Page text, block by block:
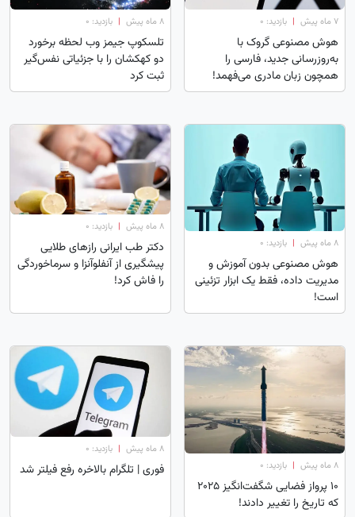
۷ ماه پیش | بازدید: 0
هوش مصنوعی گروک با
به‌روزرسانی جدید، فارسی را
همچون زبان مادری می‌فهمد!
۸ ماه پیش | بازدید: 0
تلسکوپ جیمز وب لحظه برخورد
دو کهکشان را با جزئیاتی نفس‌گیر
ثبت کرد
۸ ماه پیش | بازدید: 0
هوش مصنوعی بدون آموزش و
مدیریت داده، فقط یک ابزار تزئینی
است!
۸ ماه پیش | بازدید: 0
دکتر طب ایرانی رازهای طلایی
پیشگیری از آنفلوآنزا و سرماخوردگی
را فاش کرد!
۸ ماه پیش | بازدید: 0
۱۰ پرواز فضایی شگفت‌انگیز ۲۰۲۵
که تاریخ را تغییر دادند!
۸ ماه پیش | بازدید: 0
فوری | تلگرام بالاخره رفع فیلتر شد